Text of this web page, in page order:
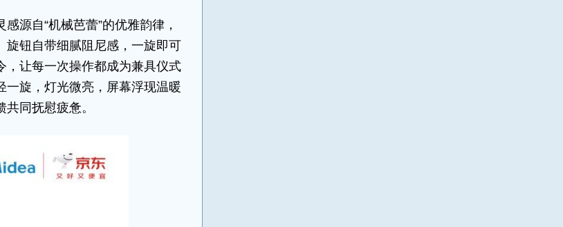
源自“机械芭蕾”的优雅韵律，
旋钮自带细腻阻尼感，一旋即可
，让每一次操作都成为兼具仪式
一旋，灯光微亮，屏幕浮现温暖
同抚慰疲惫。